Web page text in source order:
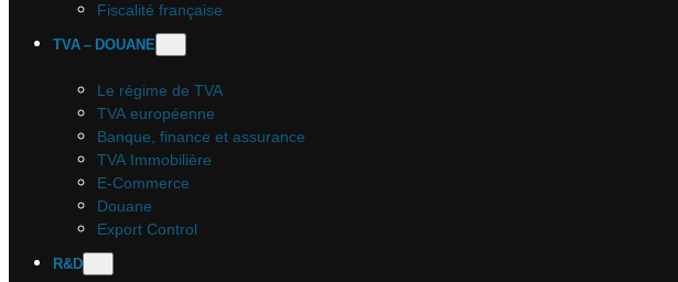
Fiscalité française
TVA – DOUANE
Le régime de TVA
TVA européenne
Banque, finance et assurance
TVA Immobilière
E-Commerce
Douane
Export Control
R&D